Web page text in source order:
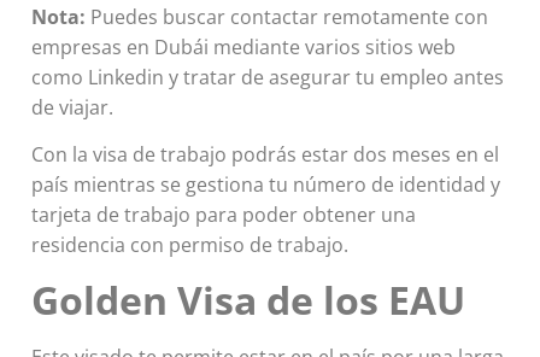
Nota: Puedes buscar contactar remotamente con
empresas en Dubái mediante varios sitios web
como Linkedin y tratar de asegurar tu empleo antes
de viajar.
Con la visa de trabajo podrás estar dos meses en el
país mientras se gestiona tu número de identidad y
tarjeta de trabajo para poder obtener una
residencia con permiso de trabajo.
Golden Visa de los EAU